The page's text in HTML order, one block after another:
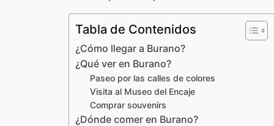
Tabla de Contenidos
¿Cómo llegar a Burano?
¿Qué ver en Burano?
Paseo por las calles de colores
Visita al Museo del Encaje
Comprar souvenirs
¿Dónde comer en Burano?